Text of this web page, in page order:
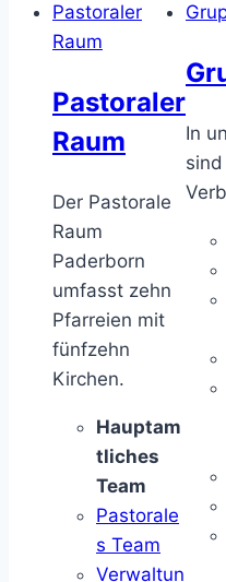
Pastoraler
Raum
Pastoraler
Raum
Der Pastorale
Raum
Paderborn
umfasst zehn
Pfarreien mit
fünfzehn
Kirchen.
Hauptam
tliches
Team
Pastorale
s Team
Verwaltun
In